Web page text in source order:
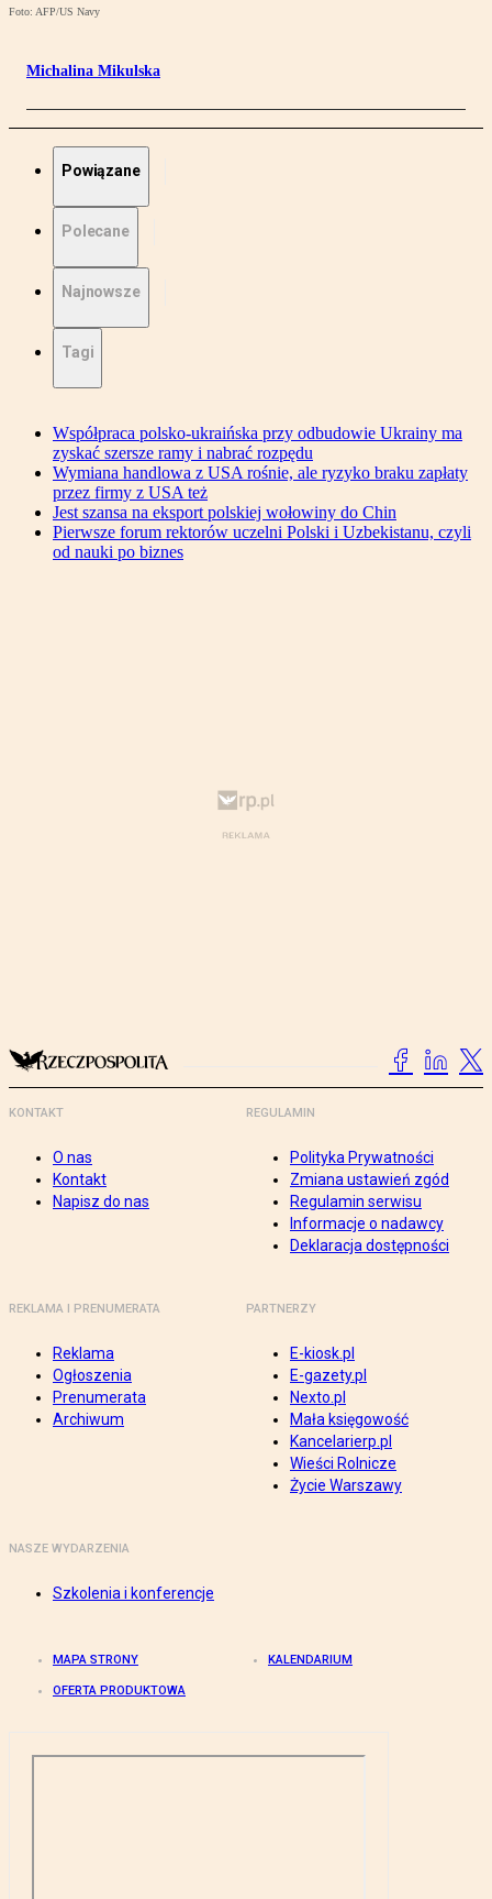
Foto: AFP/US Navy
Michalina Mikulska
Powiązane
Polecane
Najnowsze
Tagi
Współpraca polsko-ukraińska przy odbudowie Ukrainy ma
zyskać szersze ramy i nabrać rozpędu
Wymiana handlowa z USA rośnie, ale ryzyko braku zapłaty
przez firmy z USA też
Jest szansa na eksport polskiej wołowiny do Chin
Pierwsze forum rektorów uczelni Polski i Uzbekistanu, czyli
od nauki po biznes
KONTAKT
O nas
Kontakt
Napisz do nas
REGULAMIN
Polityka Prywatności
Zmiana ustawień zgód
Regulamin serwisu
Informacje o nadawcy
Deklaracja dostępności
REKLAMA I PRENUMERATA
Reklama
Ogłoszenia
Prenumerata
Archiwum
PARTNERZY
E-kiosk.pl
E-gazety.pl
Nexto.pl
Mała księgowość
Kancelarierp.pl
Wieści Rolnicze
Życie Warszawy
NASZE WYDARZENIA
Szkolenia i konferencje
MAPA STRONY KALENDARIUM
OFERTA PRODUKTOWA